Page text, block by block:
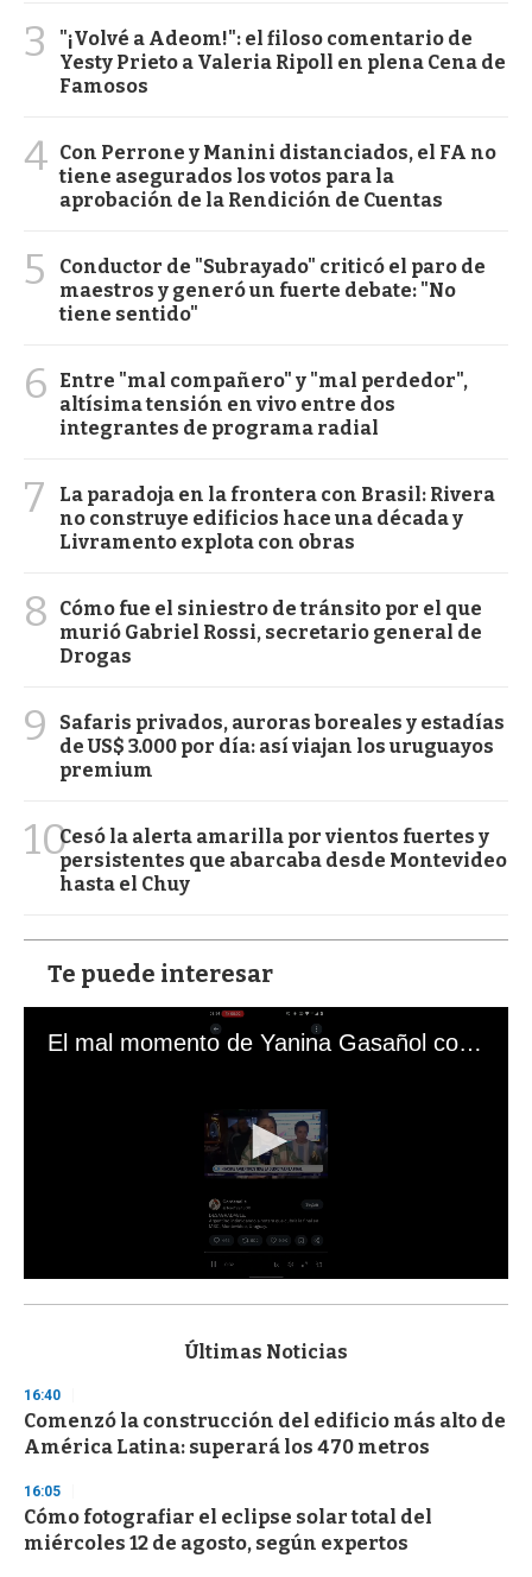
3
"¡Volvé a Adeom!": el filoso comentario de
Yesty Prieto a Valeria Ripoll en plena Cena de
Famosos
4 Con Perrone y Manini distanciados, el FA no
tiene asegurados los votos para la
aprobación de la Rendición de Cuentas
5
Conductor de "Subrayado" criticó el paro de
maestros y generó un fuerte debate: "No
tiene sentido"
6
Entre "mal compañero" y "mal perdedor",
altísima tensión en vivo entre dos
integrantes de programa radial
7
La paradoja en la frontera con Brasil: Rivera
no construye edificios hace una década y
Livramento explota con obras
8
Cómo fue el siniestro de tránsito por el que
murió Gabriel Rossi, secretario general de
Drogas
9
Safaris privados, auroras boreales y estadías
de US$ 3.000 por día: así viajan los uruguayos
premium
10Cesó la alerta amarilla por vientos fuertes y
persistentes que abarcaba desde Montevideo
hasta el Chuy
Te puede interesar
El mal momento de Yanina Gasañol con un hincha argentino en "Subrayado"
s
d
s
o
f
3
s
c
Últimas Noticias
16:40
Comenzó la construcción del edificio más alto de
América Latina: superará los 470 metros
16:05
Cómo fotografiar el eclipse solar total del
miércoles 12 de agosto, según expertos